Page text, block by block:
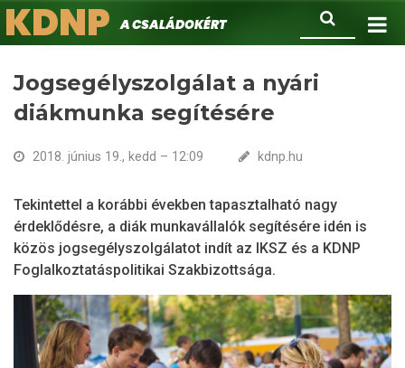
Ugrás
a
Keresés
KDNPA családokért.
Jogsegélyszolgálat a nyári
diákmunka segítésére
2018. június 19., kedd – 12:09 kdnp.hu
Tekintettel a korábbi években tapasztalható nagy
érdeklődésre, a diák munkavállalók segítésére idén is
közös jogsegélyszolgálatot indít az IKSZ és a KDNP
Foglalkoztatáspolitikai Szakbizottsága.